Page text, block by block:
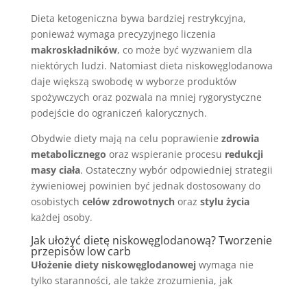
Dieta ketogeniczna bywa bardziej restrykcyjna,
ponieważ wymaga precyzyjnego liczenia
makroskładników, co może być wyzwaniem dla
niektórych ludzi. Natomiast dieta niskowęglodanowa
daje większą swobodę w wyborze produktów
spożywczych oraz pozwala na mniej rygorystyczne
podejście do ograniczeń kalorycznych.
Obydwie diety mają na celu poprawienie zdrowia
metabolicznego oraz wspieranie procesu redukcji
masy ciała. Ostateczny wybór odpowiedniej strategii
żywieniowej powinien być jednak dostosowany do
osobistych celów zdrowotnychoraz stylu życia
każdej osoby.
Jak ułożyć dietę niskowęglodanową? Tworzenie
przepisów low carb
Ułożenie diety niskowęglodanowejwymaga nie
tylko staranności, ale także zrozumienia, jak